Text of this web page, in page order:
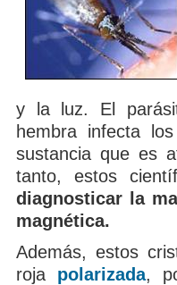
y la luz. El
hembra infecta
sustancia que es
tanto, estos
diagnosticar la
magnética.
Además, estos
roja polarizada,